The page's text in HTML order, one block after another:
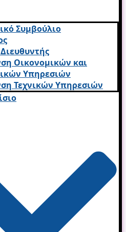
Συμβούλιο
Οικονομικών και
Υπηρεσι­ών
Τεχνικών Υπηρεσιών